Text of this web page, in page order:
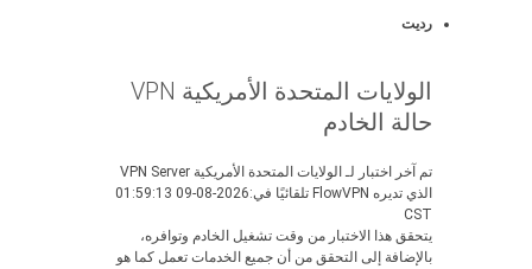
رديت
الولايات المتحدة الأمريكية VPN
حالة الخادم
تم آخر اختبار لـ الولايات المتحدة الأمريكية VPN Server
الذي تديره FlowVPN تلقائيًا في:2026-08-09 01:59:13
CST
يتحقق هذا الاختبار من وقت تشغيل الخادم وتوافره،
بالإضافة إلى التحقق من أن جميع الخدمات تعمل كما هو